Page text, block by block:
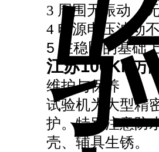
3 周围无振动，
4 电源电压波动
5 在稳固的基础
江苏100KN
万
维护与保养
试验机为大型精
护。特别注意防
壳、辅具生锈。